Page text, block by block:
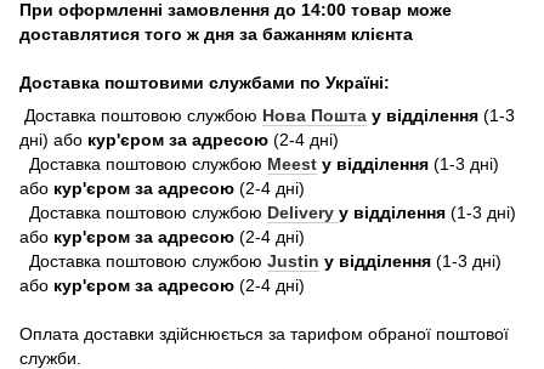
При оформленні замовлення до 14:00 товар може
доставлятися того ж дня за бажанням клієнта
Доставка поштовими службами по Україні:
Доставка поштовою службою Нова Пошта у відділення (1-3
дні) або кур'єром за адресою (2-4 дні)
Доставка поштовою службою Meest у відділення (1-3 дні)
або кур'єром за адресою (2-4 дні)
Доставка поштовою службою Delivery у відділення (1-3 дні)
або кур'єром за адресою (2-4 дні)
Доставка поштовою службою Justin у відділення (1-3 дні)
або кур'єром за адресою (2-4 дні)
Оплата доставки здійснюється за тарифом обраної поштової
служби.